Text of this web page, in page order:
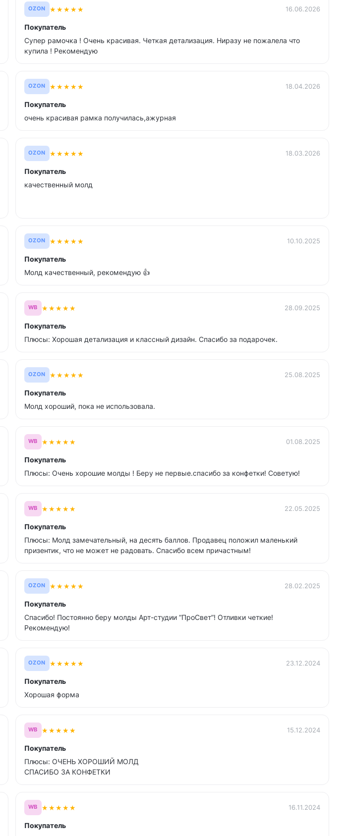
OZON ★★★★★ 16.06.2026
Покупатель
Супер рамочка ! Очень красивая. Четкая детализация. Ниразу не пожалела что
купила ! Рекомендую
OZON ★★★★★ 18.04.2026
Покупатель
очень красивая рамка получилась,ажурная
OZON ★★★★★ 18.03.2026
Покупатель
качественный молд
OZON ★★★★★ 10.10.2025
Покупатель
Молд качественный, рекомендую 👍
WB ★★★★★ 28.09.2025
Покупатель
Плюсы: Хорошая детализация и классный дизайн. Спасибо за подарочек.
OZON ★★★★★ 25.08.2025
Покупатель
Молд хороший, пока не использовала.
WB ★★★★★ 01.08.2025
Покупатель
Плюсы: Очень хорошие молды ! Беру не первые.спасибо за конфетки! Советую!
WB ★★★★★ 22.05.2025
Покупатель
Плюсы: Молд замечательный, на десять баллов. Продавец положил маленький
призентик, что не может не радовать. Спасибо всем причастным!
OZON ★★★★★ 28.02.2025
Покупатель
Спасибо! Постоянно беру молды Арт-студии “ПроСвет”! Отливки четкие!
Рекомендую!
OZON ★★★★★ 23.12.2024
Покупатель
Хорошая форма
WB ★★★★★ 15.12.2024
Покупатель
Плюсы: ОЧЕНЬ ХОРОШИЙ МОЛД
СПАСИБО ЗА КОНФЕТКИ
WB ★★★★★ 16.11.2024
Покупатель